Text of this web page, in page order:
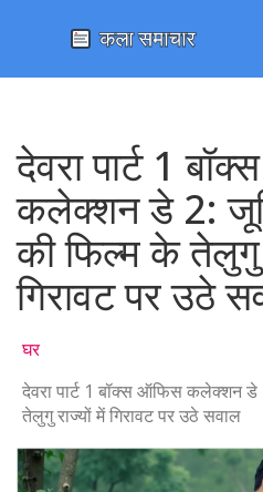
देवरा पार्ट 1
कलेक्शन डे 2:
की फिल्म के तेलुगु
गिरावट पर उठे
घर
देवरा पार्ट 1 बॉक्स ऑफिस कलेक्शन
तेलुगु राज्यों में गिरावट पर उठे सवाल